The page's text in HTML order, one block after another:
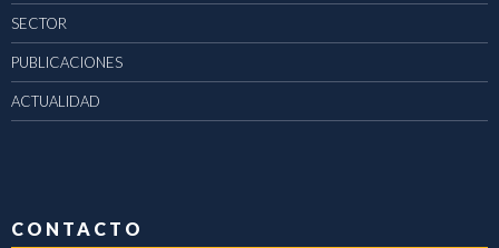
SECTOR
PUBLICACIONES
ACTUALIDAD
CONTACTO